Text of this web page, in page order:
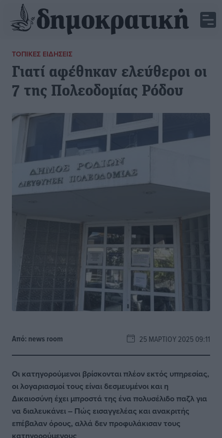
ΤΟΠΙΚΈΣ ΕΙΔΉΣΕΙΣ
Γιατί αφέθηκαν ελεύθεροι οι
7 της Πολεοδομίας Ρόδου
Από: news room 25 ΜΑΡΤΊΟΥ 2025 09:11
Οι κατηγορούμενοι βρίσκονται πλέον εκτός υπηρεσίας,
οι λογαριασμοί τους είναι δεσμευμένοι και η
Δικαιοσύνη έχει μπροστά της ένα πολυσέλιδο παζλ για
να διαλευκάνει – Πώς εισαγγελέας και ανακριτής
επέβαλαν όρους, αλλά δεν προφυλάκισαν τους